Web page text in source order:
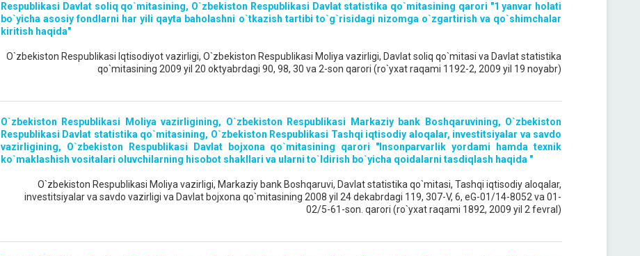
Respublikasi Davlat soliq qo`mitasining, O`zbekiston Respublikasi Davlat statistika qo`mitasining qarori "1 yanvar holati
bo`yicha asosiy fondlarni har yili qayta baholashni o`tkazish tartibi to`g`risidagi nizomga o`zgartirish va qo`shimchalar
kiritish haqida"
O`zbekiston Respublikasi Iqtisodiyot vazirligi, O`zbekiston Respublikasi Moliya vazirligi, Davlat soliq qo`mitasi va Davlat statistika
qo`mitasining 2009 yil 20 oktyabrdagi 90, 98, 30 va 2-son qarori (ro`yxat raqami 1192-2, 2009 yil 19 noyabr)
O`zbekiston Respublikasi Moliya vazirligining, O`zbekiston Respublikasi Markaziy bank Boshqaruvining, O`zbekiston
Respublikasi Davlat statistika qo`mitasining, O`zbekiston Respublikasi Tashqi iqtisodiy aloqalar, investitsiyalar va savdo
vazirligining, O`zbekiston Respublikasi Davlat bojxona qo`mitasining qarori "Insonparvarlik yordami hamda texnik
ko`maklashish vositalari oluvchilarning hisobot shakllari va ularni to`ldirish bo`yicha qoidalarni tasdiqlash haqida "
O`zbekiston Respublikasi Moliya vazirligi, Markaziy bank Boshqaruvi, Davlat statistika qo`mitasi, Tashqi iqtisodiy aloqalar,
investitsiyalar va savdo vazirligi va Davlat bojxona qo`mitasining 2008 yil 24 dekabrdagi 119, 307-V, 6, eG-01/14-8052 va 01-
02/5-61-son. qarori (ro`yxat raqami 1892, 2009 yil 2 fevral)